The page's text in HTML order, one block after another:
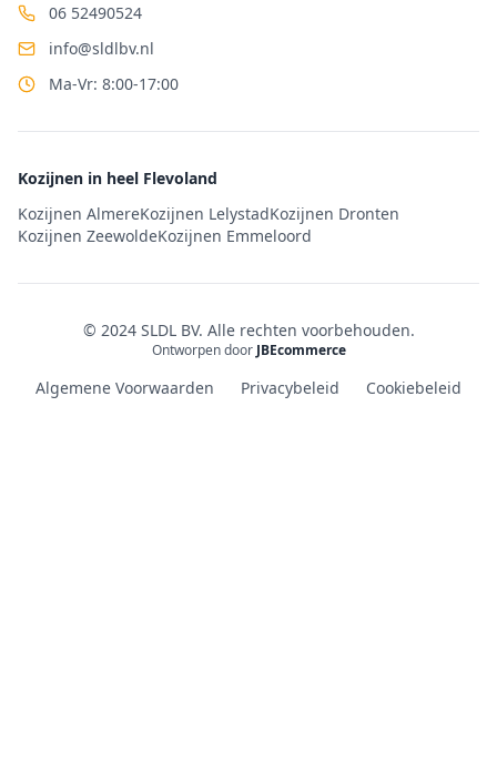
06 52490524
info@sldlbv.nl
Ma-Vr: 8:00-17:00
Kozijnen in heel Flevoland
Kozijnen AlmereKozijnen LelystadKozijnen Dronten
Kozijnen ZeewoldeKozijnen Emmeloord
© 2024 SLDL BV. Alle rechten voorbehouden.
Ontworpen door JBEcommerce
Algemene Voorwaarden Privacybeleid Cookiebeleid